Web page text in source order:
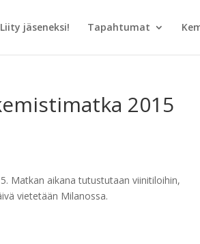
Liity jäseneksi! Tapahtumat
2015
Matkan aikana tutustutaan viinitiloihin,
vietetään Milanossa.